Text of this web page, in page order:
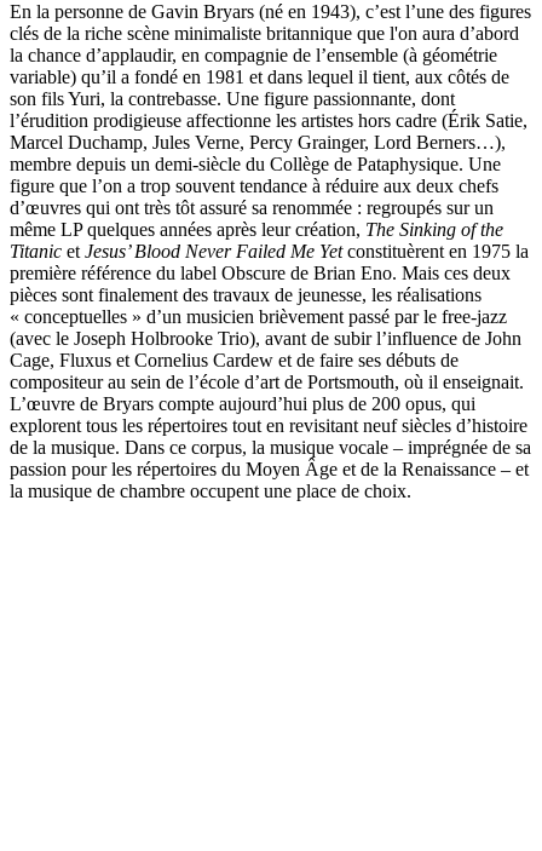
En la personne de Gavin Bryars (né en 1943), c’est l’une des figures
clés de la riche scène minimaliste britannique que l'on aura d’abord
la chance d’applaudir, en compagnie de l’ensemble (à géométrie
variable) qu’il a fondé en 1981 et dans lequel il tient, aux côtés de
son fils Yuri, la contrebasse. Une figure passionnante, dont
l’érudition prodigieuse affectionne les artistes hors cadre (Érik Satie,
Marcel Duchamp, Jules Verne, Percy Grainger, Lord Berners…),
membre depuis un demi-siècle du Collège de Pataphysique. Une
figure que l’on a trop souvent tendance à réduire aux deux chefs
d’œuvres qui ont très tôt assuré sa renommée : regroupés sur un
même LP quelques années après leur création, The Sinking of the
Titanic et Jesus’ Blood Never Failed Me Yetconstituèrent en 1975 la
première référence du label Obscure de Brian Eno. Mais ces deux
pièces sont finalement des travaux de jeunesse, les réalisations
« conceptuelles » d’un musicien brièvement passé par le free-jazz
(avec le Joseph Holbrooke Trio), avant de subir l’influence de John
Cage, Fluxus et Cornelius Cardew et de faire ses débuts de
compositeur au sein de l’école d’art de Portsmouth, où il enseignait.
L’œuvre de Bryars compte aujourd’hui plus de 200 opus, qui
explorent tous les répertoires tout en revisitant neuf siècles d’histoire
de la musique. Dans ce corpus, la musique vocale – imprégnée de sa
passion pour les répertoires du Moyen Âge et de la Renaissance – et
la musique de chambre occupent une place de choix.